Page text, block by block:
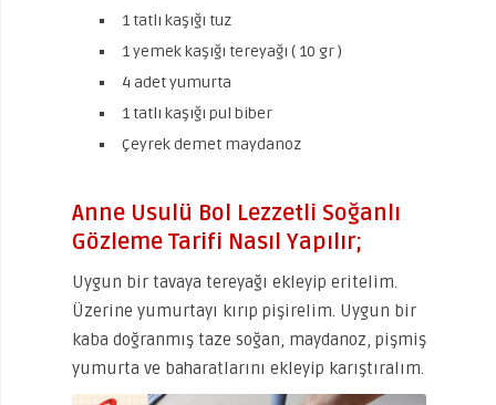
1 tatlı kaşığı tuz
1 yemek kaşığı tereyağı ( 10 gr )
4 adet yumurta
1 tatlı kaşığı pul biber
Çeyrek demet maydanoz
Anne Usulü Bol Lezzetli Soğanlı
Gözleme Tarifi Nasıl Yapılır;
Uygun bir tavaya tereyağı ekleyip eritelim.
Üzerine yumurtayı kırıp pişirelim. Uygun bir
kaba doğranmış taze soğan, maydanoz, pişmiş
yumurta ve baharatlarını ekleyip karıştıralım.